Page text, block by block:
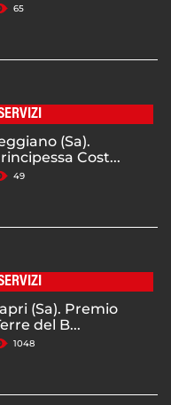
65
(Sa).
Cost...
49
(Sa). Premio
del B...
1048